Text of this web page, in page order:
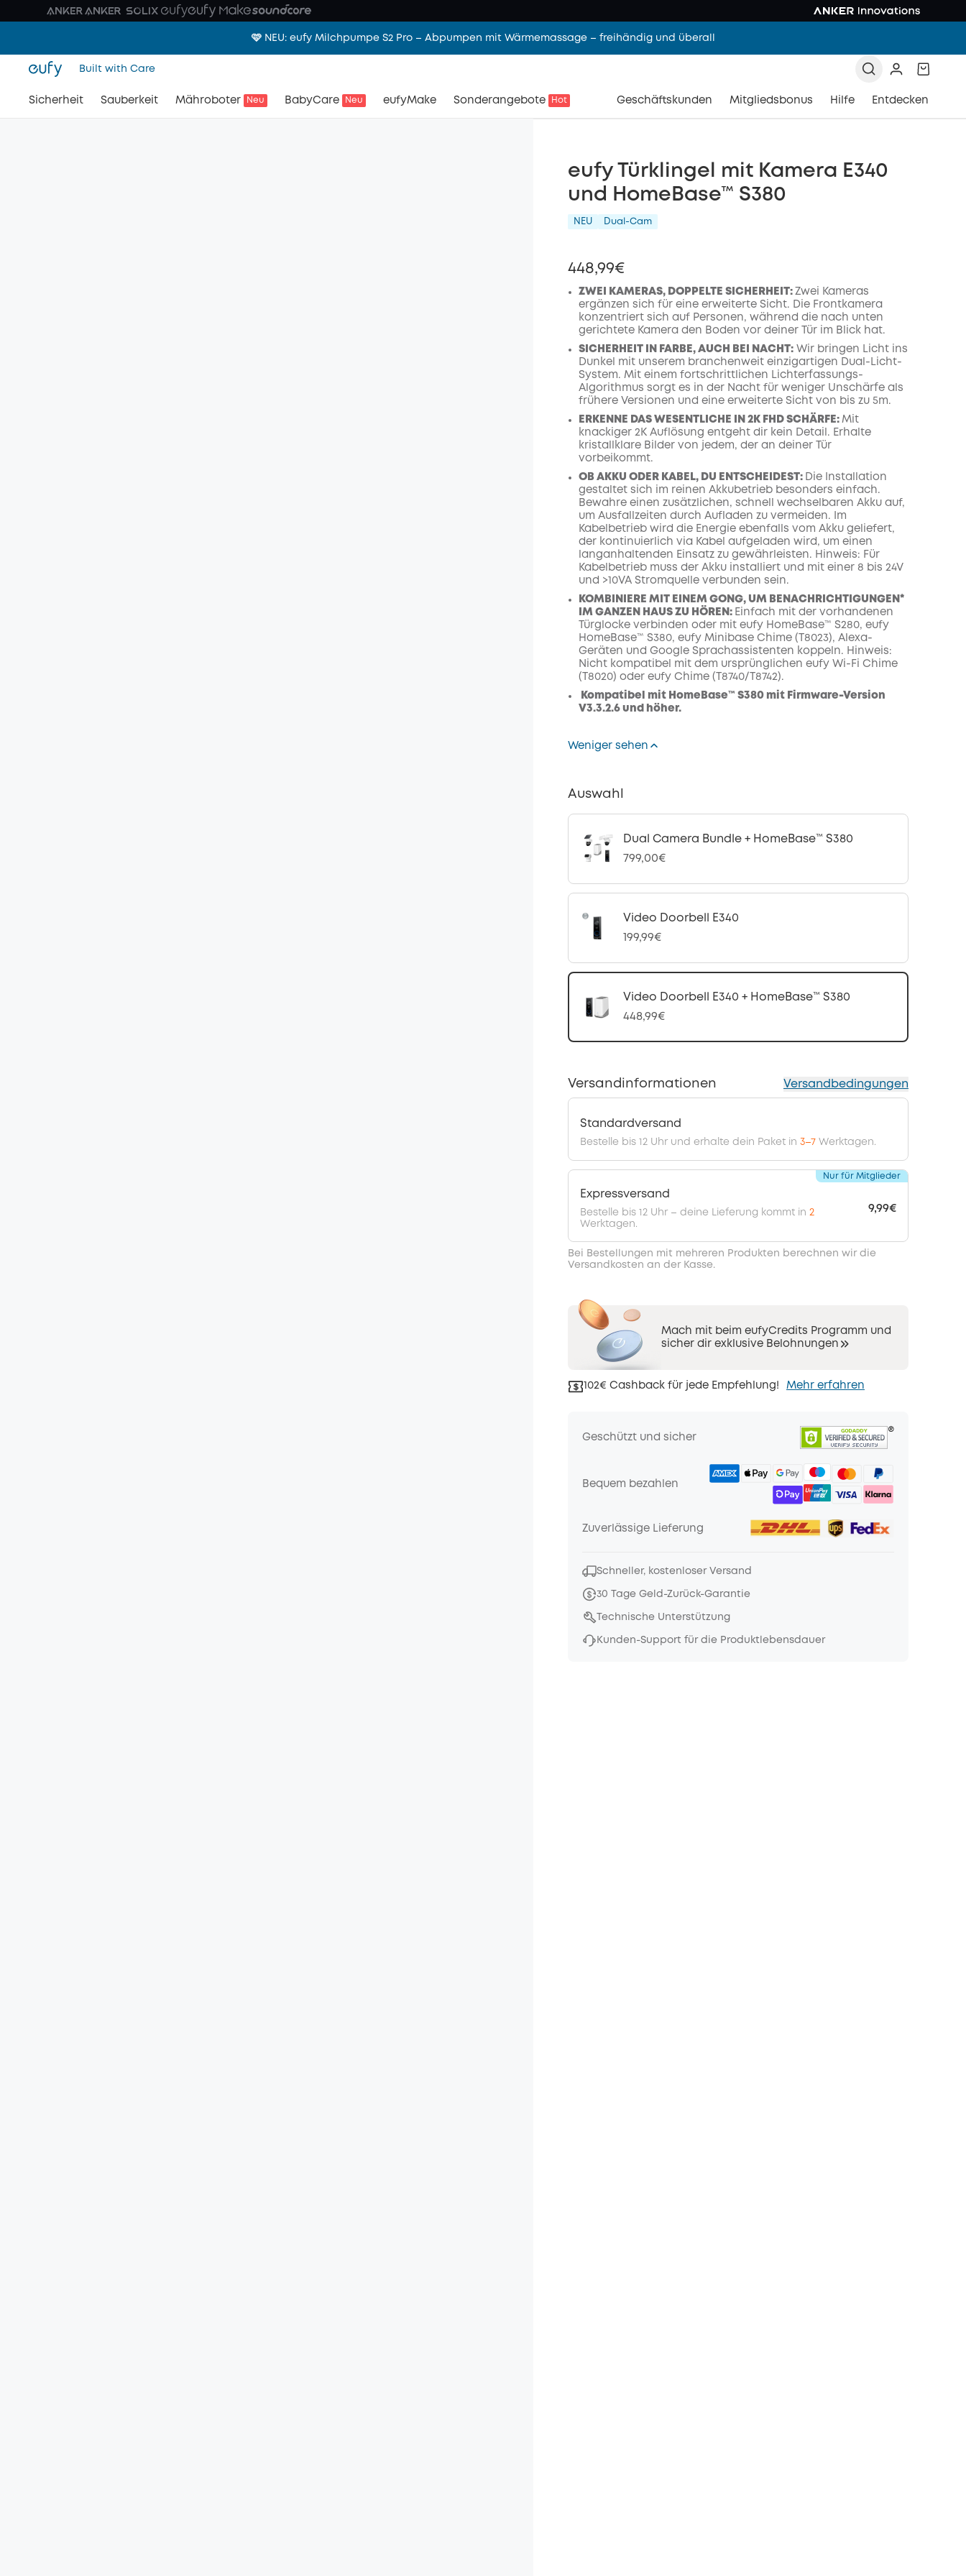
🩷 NEU: eufy Milchpumpe S2 Pro – Abpumpen mit Wärmemassage – freihändig und überall
Built with Care
Sicherheit Sauberkeit Mähroboter Neu BabyCare Neu eufyMake Sonderangebote Hot Geschäftskunden Mitgliedsbonus Hilfe Entdecken
eufy Türklingel mit Kamera E340
und HomeBase™ S380
NEU Dual-Cam
448,99€
ZWEI KAMERAS, DOPPELTE SICHERHEIT: Zwei Kameras
ergänzen sich für eine erweiterte Sicht. Die Frontkamera
konzentriert sich auf Personen, während die nach unten
gerichtete Kamera den Boden vor deiner Tür im Blick hat.
SICHERHEIT IN FARBE, AUCH BEI NACHT: Wir bringen Licht ins
Dunkel mit unserem branchenweit einzigartigen Dual-Licht-
System. Mit einem fortschrittlichen Lichterfassungs-
Algorithmus sorgt es in der Nacht für weniger Unschärfe als
frühere Versionen und eine erweiterte Sicht von bis zu 5m.
ERKENNE DAS WESENTLICHE IN 2K FHD SCHÄRFE: Mit
knackiger 2K Auflösung entgeht dir kein Detail. Erhalte
kristallklare Bilder von jedem, der an deiner Tür
vorbeikommt.
OB AKKU ODER KABEL, DU ENTSCHEIDEST: Die Installation
gestaltet sich im reinen Akkubetrieb besonders einfach.
Bewahre einen zusätzlichen, schnell wechselbaren Akku auf,
um Ausfallzeiten durch Aufladen zu vermeiden. Im
Kabelbetrieb wird die Energie ebenfalls vom Akku geliefert,
der kontinuierlich via Kabel aufgeladen wird, um einen
langanhaltenden Einsatz zu gewährleisten. Hinweis: Für
Kabelbetrieb muss der Akku installiert und mit einer 8 bis 24V
und >10VA Stromquelle verbunden sein.
KOMBINIERE MIT EINEM GONG, UM BENACHRICHTIGUNGEN*
IM GANZEN HAUS ZU HÖREN: Einfach mit der vorhandenen
Türglocke verbinden oder mit eufy HomeBase™ S280, eufy
HomeBase™ S380, eufy Minibase Chime (T8023), Alexa-
Geräten und Google Sprachassistenten koppeln. Hinweis:
Nicht kompatibel mit dem ursprünglichen eufy Wi-Fi Chime
(T8020) oder eufy Chime (T8740/T8742).
Kompatibel mit HomeBase™ S380 mit Firmware-Version
V3.3.2.6 und höher.
Weniger sehen
Auswahl
Dual Camera Bundle + HomeBase™ S380
799,00€
Video Doorbell E340
199,99€
Video Doorbell E340 + HomeBase™ S380
448,99€
Versandinformationen Versandbedingungen
Standardversand
Bestelle bis 12 Uhr und erhalte dein Paket in 3–7Werktagen.
Expressversand
Bestelle bis 12 Uhr – deine Lieferung kommt in 2
Werktagen.
9,99€
Nur für Mitglieder
Bei Bestellungen mit mehreren Produkten berechnen wir die
Versandkosten an der Kasse.
Mach mit beim eufyCredits Programm und
sicher dir exklusive Belohnungen
102€ Cashback für jede Empfehlung! Mehr erfahren
Geschützt und sicher
Bequem bezahlen
Zuverlässige Lieferung
Schneller, kostenloser Versand
30 Tage Geld-Zurück-Garantie
Technische Unterstützung
Kunden-Support für die Produktlebensdauer